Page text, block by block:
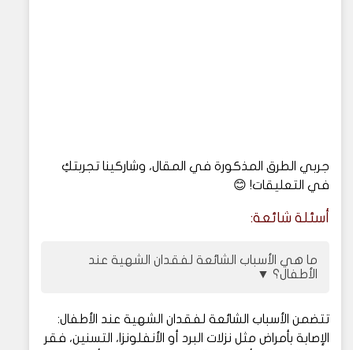
جربي الطرق المذكورة في المقال، وشاركينا تجربتكِ
في التعليقات! 😊
أسئلة شائعة:
ما هي الأسباب الشائعة لفقدان الشهية عند
الأطفال؟ ▼
تتضمن الأسباب الشائعة لفقدان الشهية عند الأطفال:
الإصابة بأمراض مثل نزلات البرد أو الأنفلونزا، التسنين، فقر